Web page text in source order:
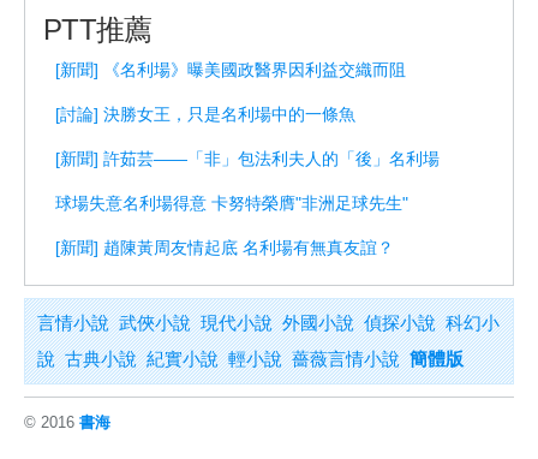
PTT推薦
[新聞] 《名利場》曝美國政醫界因利益交織而阻
[討論] 決勝女王，只是名利場中的一條魚
[新聞] 許茹芸——「非」包法利夫人的「後」名利場
球場失意名利場得意 卡努特榮膺"非洲足球先生"
[新聞] 趙陳黃周友情起底 名利場有無真友誼？
言情小說 武俠小說 現代小說 外國小說 偵探小說 科幻小
說 古典小說 紀實小說 輕小說 薔薇言情小說 簡體版
© 2016 書海